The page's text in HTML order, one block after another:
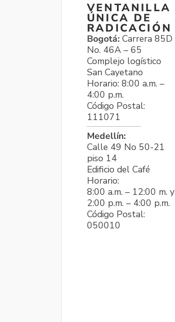
VENTANILLA
ÚNICA DE
RADICACIÓN
Bogotá: Carrera 85D
No. 46A – 65
Complejo logístico
San Cayetano
Horario: 8:00 a.m. –
4:00 p.m.
Código Postal:
111071
Medellín:
Calle 49 No 50-21
piso 14
Edificio del Café
Horario:
8:00 a.m. – 12:00 m. y
2:00 p.m. – 4:00 p.m.
Código Postal:
050010